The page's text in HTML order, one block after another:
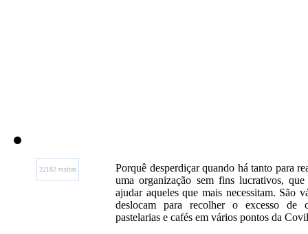
22182 visitas
Porquê desperdiçar quando há tanto para
uma organização sem fins lucrativos,
ajudar aqueles que mais necessitam. São
deslocam para recolher o excesso de
pastelarias e cafés em vários pontos da